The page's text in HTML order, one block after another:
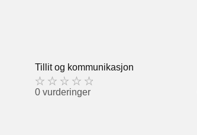
Tillit og kommunikasjon
0 vurderinger